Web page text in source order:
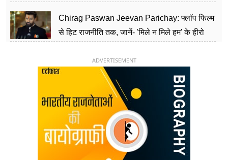
Chirag Paswan Jeevan Parichay: फ्लॉप फिल्म
से हिट राजनीति तक, जानें- 'मिले न मिले हम' के हीरो
ADVERTISEMENT